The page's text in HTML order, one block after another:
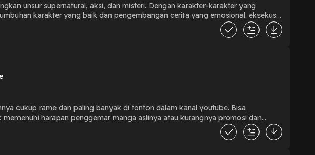
unsur supernatural, aksi, dan misteri. Dengan karakter-karakter yang
karakter yang baik dan pengembangan cerita yang emosional. eksekusi
Hosted by: Baka Chan & Ekos
cukup rame dan paling banyak di tonton dalam kanal youtube. Bisa
harapan penggemar manga aslinya atau kurangnya promosi dan
kurang bersahabat khususnya pada lingkup remaja/anak-anak.